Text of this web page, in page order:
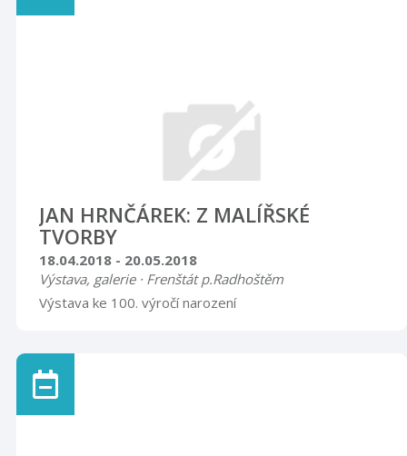
JAN HRNČÁREK: Z MALÍŘSKÉ
TVORBY
18.04.2018 - 20.05.2018
Výstava, galerie · Frenštát p.Radhoštěm
Výstava ke 100. výročí narození